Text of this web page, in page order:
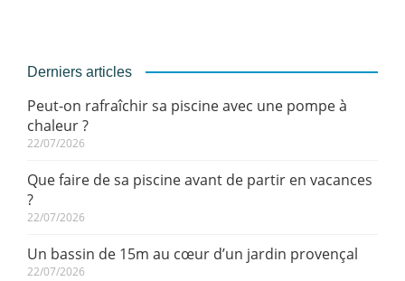
Derniers articles
Peut-on rafraîchir sa piscine avec une pompe à
chaleur ?
22/07/2026
Que faire de sa piscine avant de partir en vacances
?
22/07/2026
Un bassin de 15m au cœur d’un jardin provençal
22/07/2026